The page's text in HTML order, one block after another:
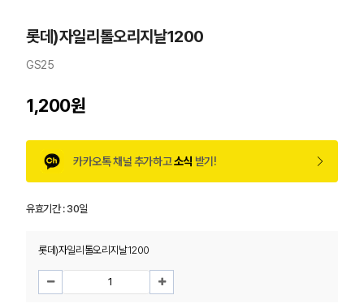
롯데)자일리톨오리지날1200
GS25
1,200원
카카오톡 채널 추가하고소식 받기!
유효기간 :30일
롯데)자일리톨오리지날1200